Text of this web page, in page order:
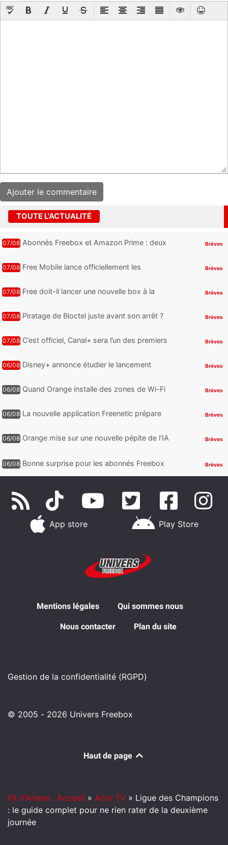
TOUTE L'ACTUALITÉ
07/08 Abonnés Freebox et Amazon Prime : deux
Brèves
07/08 Free Mobile lance officiellement les
cadeaux
Brèves
07/08 Free doit-il lancer une nouvelle box à la
Brèves
07/08 Piratage de Bloctel juste avant son arrêt ?
Brèves
07/08 C’est officiel, Canal+ sera l’un des premiers
Brèves
06/08 Disney+ annonce étudier le lancement
Brèves
06/08 Quand Orange installe des zones de Wi-Fi
Brèves
06/08 La nouvelle application Freenetic prépare
Brèves
06/08 Orange mise sur une nouvelle pépite de l’IA Brèves
06/08 Bonne surprise pour les abonnés Freebox
Brèves
App store Play Store
Mentions légales Qui sommes nous
Nous contacter Plan du site
Gestion de la confidentialité (RGPD)
© 2005 - 2026 Univers Freebox
Haut de page
Fil d'Ariane : Accueil » Actu TV » Ligue des Champions
: le guide complet pour ne rien rater de la deuxième
journée